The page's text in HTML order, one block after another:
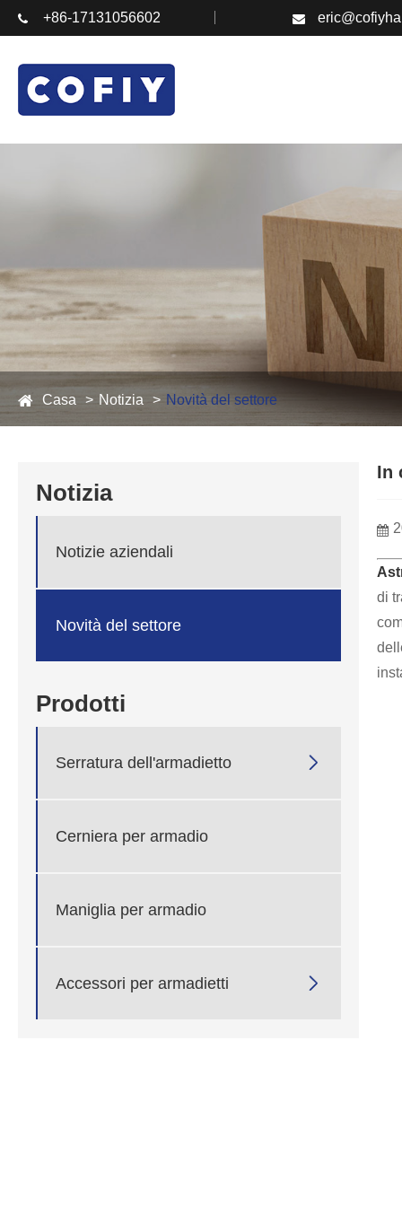
+86-17131056602
Casa Notizia Novità del settore
Notizia
Notizie aziendali
Novità del settore
Prodotti
Serratura dell'armadietto 
Cerniera per armadio
Maniglia per armadio
Accessori per armadietti 
In
di